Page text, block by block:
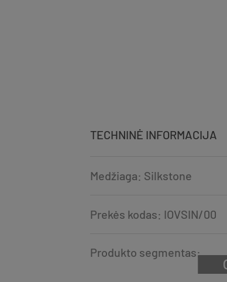
TECHNINĖ INFORMACIJA
Medžiaga: Silkstone
Prekės kodas: IOVSIN/00
Produkto segmentas: